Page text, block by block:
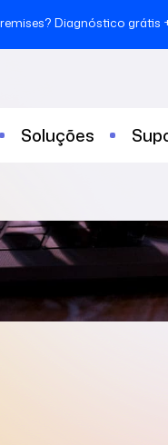
Diagnóstico
Soluções